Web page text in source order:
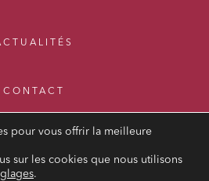
CONTACT
pour vous offrir la meilleure
sur les cookies que nous utilisons
.